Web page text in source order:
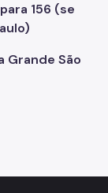
156 (se
Grande São